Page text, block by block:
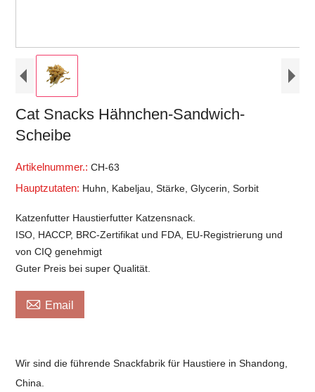
Cat Snacks Hähnchen-Sandwich-
Scheibe
Artikelnummer.:CH-63
Hauptzutaten: Huhn, Kabeljau, Stärke, Glycerin, Sorbit
Katzenfutter Haustierfutter Katzensnack.
ISO, HACCP, BRC-Zertifikat und FDA, EU-Registrierung und
von CIQ genehmigt
Guter Preis bei super Qualität.
 Email
Wir sind die führende Snackfabrik für Haustiere in Shandong,
China.